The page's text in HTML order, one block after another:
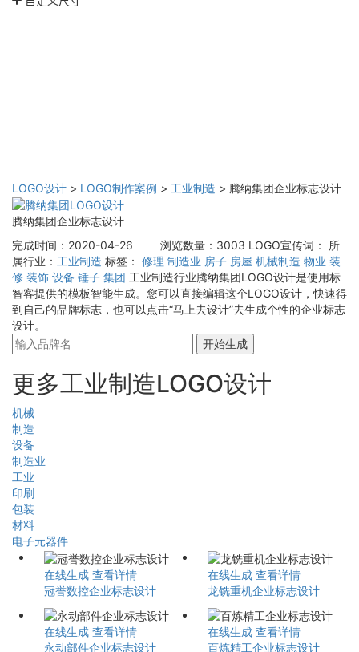
LOGO设计 > LOGO制作案例 > 工业制造 > 腾纳集团企业标志设计
腾纳集团企业标志设计
完成时间：2020-04-26
浏览数量：3003 LOGO宣传词：
所
属行业： 工业制造 标签： 修理 制造业 房子 房屋 机械制造 物业 装
修 装饰 设备 锤子 集团 工业制造行业腾纳集团LOGO设计是使用标
智客提供的模板智能生成。您可以直接编辑这个LOGO设计，快速得
到自己的品牌标志，也可以点击“马上去设计”去生成个性的企业标志
设计。
开始生成
更多工业制造LOGO设计
机械
制造
设备
制造业
工业
印刷
包装
材料
电子元器件
在线生成 查看详情
冠誉数控企业标志设计
在线生成 查看详情
龙铣重机企业标志设计
在线生成 查看详情
永动部件企业标志设计
在线生成 查看详情
百炼精工企业标志设计